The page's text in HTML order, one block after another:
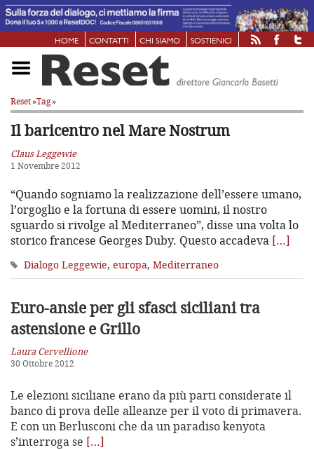
HOME CONTATTI CHI SIAMO SOSTIENICI
Reset»Tag»
Il baricentro nel Mare Nostrum
Claus Leggewie
1 Novembre 2012
“Quando sogniamo la realizzazione dell’essere umano,
l’orgoglio e la fortuna di essere uomini, il nostro
sguardo si rivolge al Mediterraneo”, disse una volta lo
storico francese Georges Duby. Questo accadeva […]
Dialogo Leggewie, europa, Mediterraneo
Euro-ansie per gli sfasci sicilianitra
astensione e Grillo
Laura Cervellione
30 Ottobre 2012
Le elezioni siciliane erano da più parti considerate il
banco di prova delle alleanze per il voto di primavera.
E con un Berlusconi che da un paradiso kenyota
s’interroga se […]